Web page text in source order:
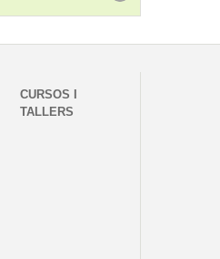
CURSOS I
TALLERS